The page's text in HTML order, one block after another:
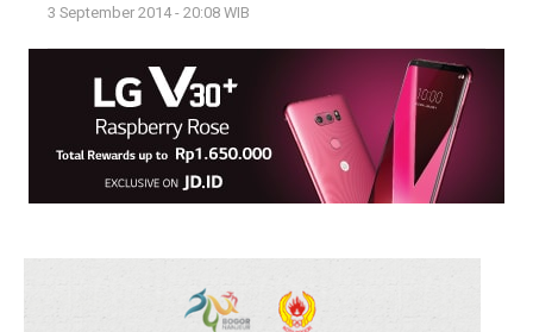
3 September 2014 - 20:08 WIB